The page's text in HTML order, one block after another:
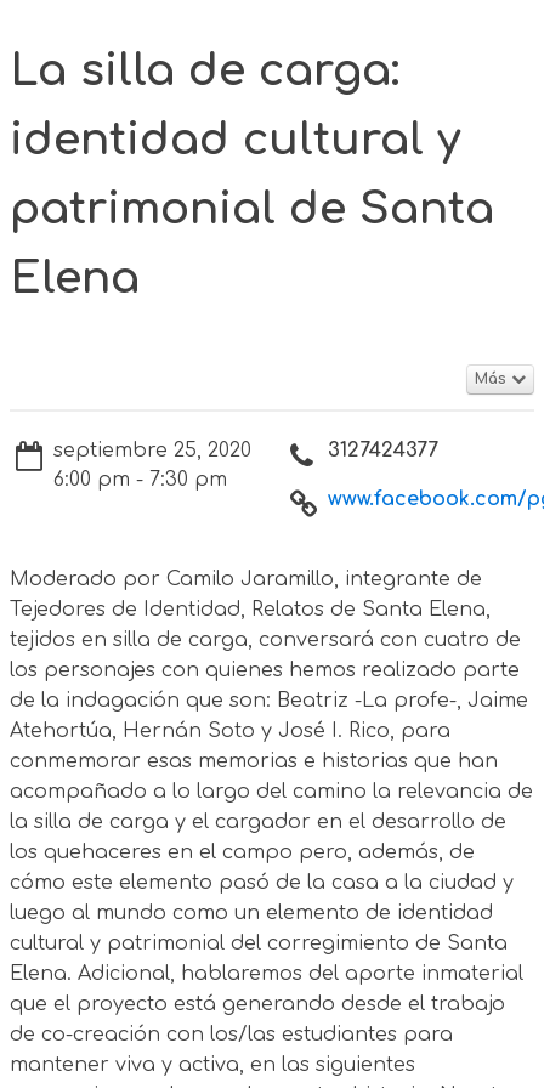
La silla de carga:
identidad cultural y
patrimonial de Santa
Elena
Más
septiembre 25, 2020
6:00 pm - 7:30 pm
3127424377
www.facebook.com/
Moderado por Camilo Jaramillo, integrante de
Tejedores de Identidad, Relatos de Santa Elena,
tejidos en silla de carga, conversará con cuatro de
los personajes con quienes hemos realizado parte
de la indagación que son: Beatriz -La profe-, Jaime
Atehortúa, Hernán Soto y José I. Rico, para
conmemorar esas memorias e historias que han
acompañado a lo largo del camino la relevancia de
la silla de carga y el cargador en el desarrollo de
los quehaceres en el campo pero, además, de
cómo este elemento pasó de la casa a la ciudad y
luego al mundo como un elemento de identidad
cultural y patrimonial del corregimiento de Santa
Elena. Adicional, hablaremos del aporte inmaterial
que el proyecto está generando desde el trabajo
de co-creación con los/las estudiantes para
mantener viva y activa, en las siguientes